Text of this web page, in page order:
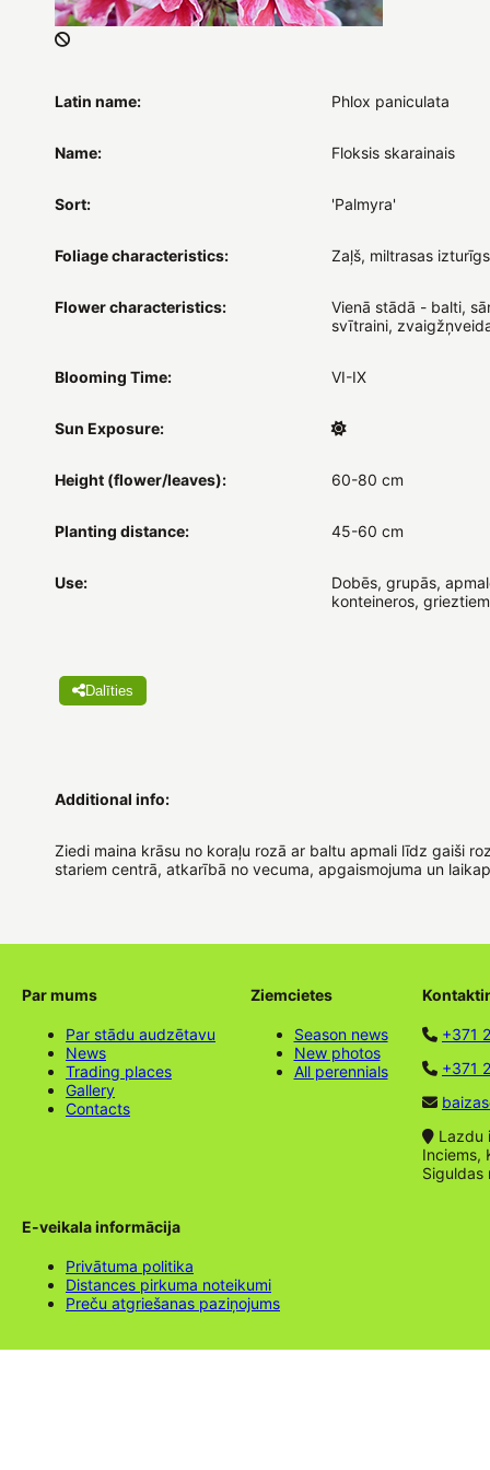
Latin name: Phlox paniculata
Name: Floksis skarainais
Sort: 'Palmyra'
Foliage characteristics: Zaļš, miltrasas izturīgs
Flower characteristics:
Vienā stādā - balti,
svītraini,
Blooming Time: VI-IX
Sun Exposure:
Height (flower/leaves): 60-80 cm
Planting distance: 45-60 cm
Use:
Dobēs, grupās,
konteineros,
Dalīties
Additional info:
Ziedi maina krāsu no koraļu rozā ar baltu apmali līdz gaiši
stariem centrā, atkarībā no vecuma, apgaismojuma un
Par mums
Par stādu audzētavu
News
Trading places
Gallery
Contacts
Ziemcietes
Season news
New photos
All perennials
+371
+371
Lazdu
Inciems,
Siguldas
E-veikala informācija
Privātuma politika
Distances pirkuma noteikumi
Preču atgriešanas paziņojums